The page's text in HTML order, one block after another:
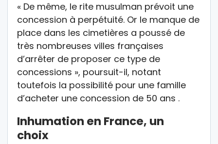
« De même, le rite musulman prévoit une
concession à perpétuité. Or le manque de
place dans les cimetières a poussé de
très nombreuses villes françaises
d’arrêter de proposer ce type de
concessions », poursuit-il, notant
toutefois la possibilité pour une famille
d’acheter une concession de 50 ans .
Inhumation en France, un
choix